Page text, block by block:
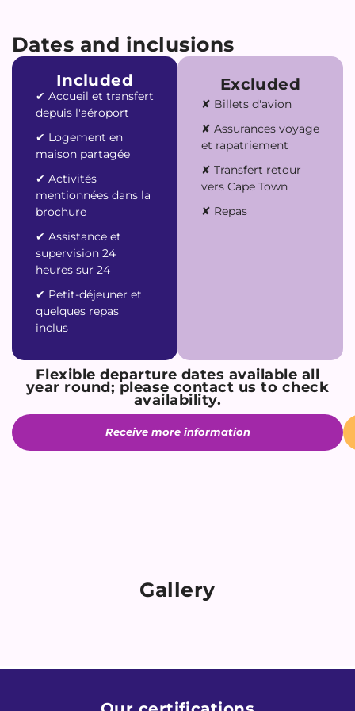
Dates and inclusions
Included
✔︎ Accueil et transfert
depuis l'aéroport
✔︎ Logement en
maison partagée
✔︎ Activités
mentionnées dans la
brochure
✔︎ Assistance et
supervision 24
heures sur 24
✔︎ Petit-déjeuner et
quelques repas
inclus
Excluded
✘ Billets d'avion
✘ Assurances voyage
et rapatriement
✘ Transfert retour
vers Cape Town
✘ Repas
Flexible departure dates available all
year round; please contact us to check
availability.
Receive more information
Gallery